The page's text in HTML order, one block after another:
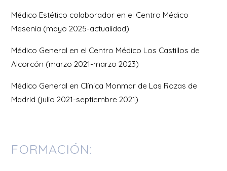
Médico Estético colaborador en el Centro Médico
Mesenia (mayo 2025-actualidad)
Médico General en el Centro Médico Los Castillos de
Alcorcón (marzo 2021-marzo 2023)
Médico General en Clínica Monmar de Las Rozas de
Madrid (julio 2021-septiembre 2021)
FORMACIÓN: